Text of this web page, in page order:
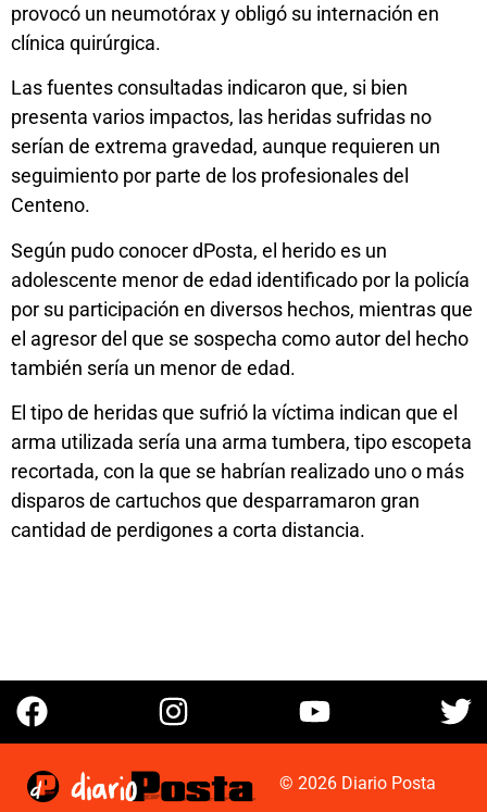
provocó un neumotórax y obligó su internación en
clínica quirúrgica.
Las fuentes consultadas indicaron que, si bien
presenta varios impactos, las heridas sufridas no
serían de extrema gravedad, aunque requieren un
seguimiento por parte de los profesionales del
Centeno.
Según pudo conocer dPosta, el herido es un
adolescente menor de edad identificado por la policía
por su participación en diversos hechos, mientras que
el agresor del que se sospecha como autor del hecho
también sería un menor de edad.
El tipo de heridas que sufrió la víctima indican que el
arma utilizada sería una arma tumbera, tipo escopeta
recortada, con la que se habrían realizado uno o más
disparos de cartuchos que desparramaron gran
cantidad de perdigones a corta distancia.
© 2026 Diario Posta